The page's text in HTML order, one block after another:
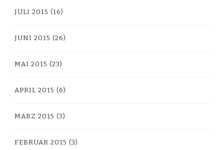
JULI 2015 (16)
JUNI 2015 (26)
MAI 2015 (23)
APRIL 2015 (6)
MÄRZ 2015 (3)
FEBRUAR 2015 (3)